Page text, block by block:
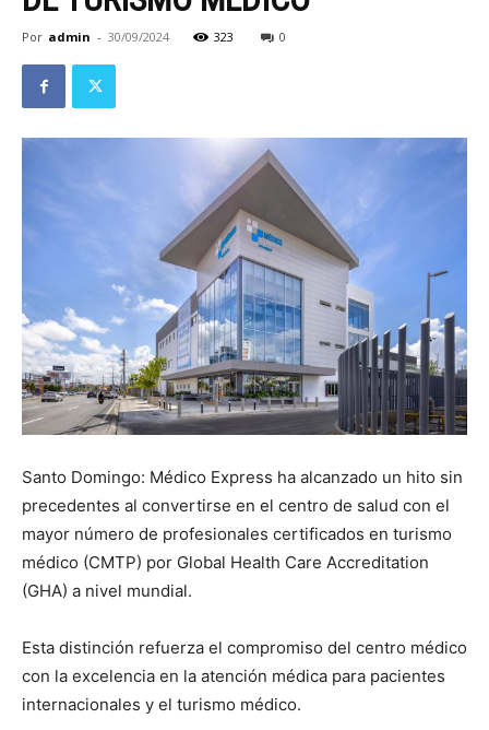
Por admin - 30/09/2024 323 0
Santo Domingo: Médico Express ha alcanzado un hito sin
precedentes al convertirse en el centro de salud con el
mayor número de profesionales certificados en turismo
médico (CMTP) por Global Health Care Accreditation
(GHA) a nivel mundial.
Esta distinción refuerza el compromiso del centro médico
con la excelencia en la atención médica para pacientes
internacionales y el turismo médico.